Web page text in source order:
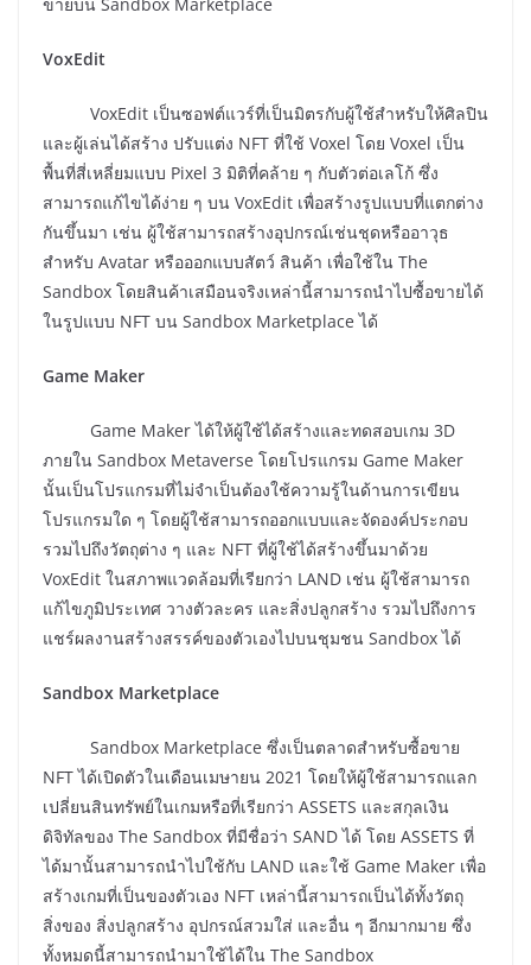
ขายบน Sandbox Marketplace
VoxEdit
VoxEdit เป็นซอฟต์แวร์ที่เป็นมิตรกับผู้ใช้สำหรับให้ศิลปิน
และผู้เล่นได้สร้าง ปรับแต่ง NFT ที่ใช้ Voxel โดย Voxel เป็น
พื้นที่สี่เหลี่ยมแบบ Pixel 3 มิติที่คล้าย ๆ กับตัวต่อเลโก้ ซึ่ง
สามารถแก้ไขได้ง่าย ๆ บน VoxEdit เพื่อสร้างรูปแบบที่แตกต่าง
กันขึ้นมา เช่น ผู้ใช้สามารถสร้างอุปกรณ์เช่นชุดหรืออาวุธ
สำหรับ Avatar หรือออกแบบสัตว์ สินค้า เพื่อใช้ใน The
Sandbox โดยสินค้าเสมือนจริงเหล่านี้สามารถนำไปซื้อขายได้
ในรูปแบบ NFT บน Sandbox Marketplace ได้
Game Maker
Game Maker ได้ให้ผู้ใช้ได้สร้างและทดสอบเกม 3D
ภายใน Sandbox Metaverse โดยโปรแกรม Game Maker
นั้นเป็นโปรแกรมที่ไม่จำเป็นต้องใช้ความรู้ในด้านการเขียน
โปรแกรมใด ๆ โดยผู้ใช้สามารถออกแบบและจัดองค์ประกอบ
รวมไปถึงวัตถุต่าง ๆ และ NFT ที่ผู้ใช้ได้สร้างขึ้นมาด้วย
VoxEdit ในสภาพแวดล้อมที่เรียกว่า LAND เช่น ผู้ใช้สามารถ
แก้ไขภูมิประเทศ วางตัวละคร และสิ่งปลูกสร้าง รวมไปถึงการ
แชร์ผลงานสร้างสรรค์ของตัวเองไปบนชุมชน Sandbox ได้
Sandbox Marketplace
Sandbox Marketplace ซึ่งเป็นตลาดสำหรับซื้อขาย
NFT ได้เปิดตัวในเดือนเมษายน 2021 โดยให้ผู้ใช้สามารถแลก
เปลี่ยนสินทรัพย์ในเกมหรือที่เรียกว่า ASSETS และสกุลเงิน
ดิจิทัลของ The Sandbox ที่มีชื่อว่า SAND ได้ โดย ASSETS ที่
ได้มานั้นสามารถนำไปใช้กับ LAND และใช้ Game Maker เพื่อ
สร้างเกมที่เป็นของตัวเอง NFT เหล่านี้สามารถเป็นได้ทั้งวัตถุ
สิ่งของ สิ่งปลูกสร้าง อุปกรณ์สวมใส่ และอื่น ๆ อีกมากมาย ซึ่ง
ทั้งหมดนี้สามารถนำมาใช้ได้ใน The Sandbox